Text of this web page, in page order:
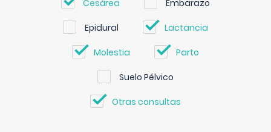
Cesárea Embarazo
Epidural Lactancia
Molestia Parto
Suelo Pélvico
Otras consultas